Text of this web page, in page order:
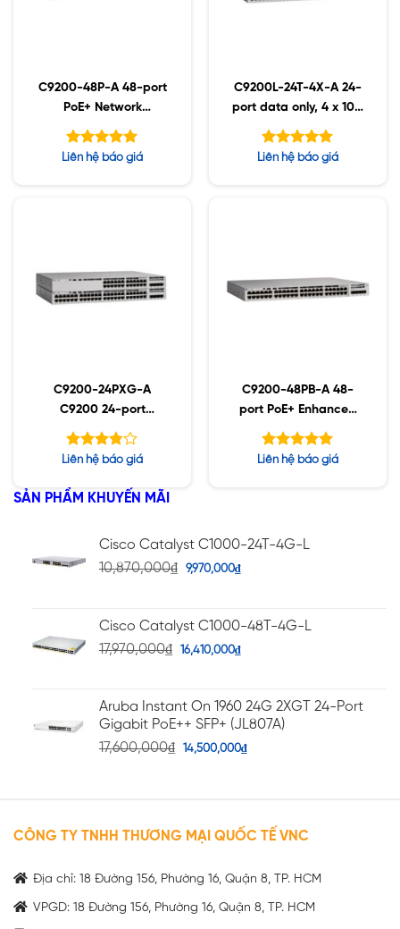
C9200-48P-A 48-port
PoE+ Network
Advantage
Được xếp
Liên hệ báo giá
C9200L-24T-4X-A 24-
port data only, 4 x 10G
,Network Advantage
Được xếp
Liên hệ báo giá
C9200-24PXG-A
C9200 24-port
8xmGig PoE+, Network
Advantage
Được
hạng
3.795
Liên hệ báo giá
C9200-48PB-A 48-
port PoE+ Enhanced
VRF Network
Advantage
Được xếp
Liên hệ báo giá
SẢN PHẨM KHUYẾN MÃI
Cisco Catalyst C1000-24T-4G-L
10,870,000₫ 9,970,000₫
Cisco Catalyst C1000-48T-4G-L
17,970,000₫ 16,410,000₫
Aruba Instant On 1960 24G 2XGT 24-Port
Gigabit PoE++ SFP+ (JL807A)
17,600,000₫ 14,500,000₫
CÔNG TY TNHH THƯƠNG MẠI QUỐC TẾ VNC
Địa chỉ: 18 Đường 156, Phường 16, Quận 8, TP. HCM
VPGD: 18 Đường 156, Phường 16, Quận 8, TP. HCM